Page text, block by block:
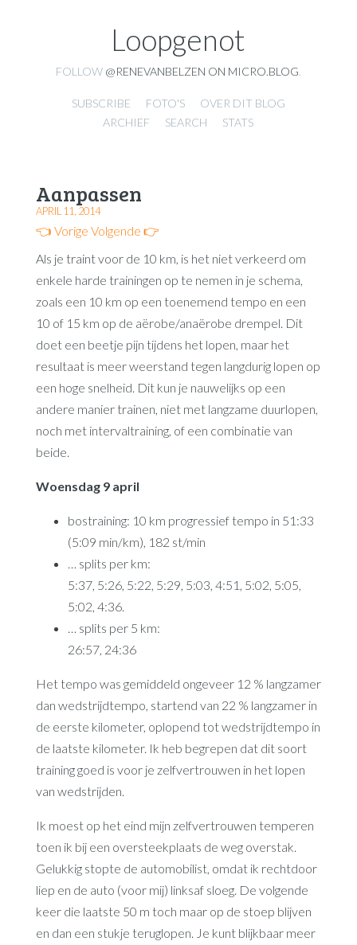
Loopgenot
FOLLOW @RENEVANBELZEN ON MICRO.BLOG
SUBSCRIBE FOTO'S
OVER DIT BLOG
ARCHIEF
SEARCH STATS
Aanpassen
APRIL 11, 2014
👈 Vorige Volgende 👉
Als je traint voor de 10 km, is het niet verkeerd om
enkele harde trainingen op te nemen in je schema,
zoals een 10 km op een toenemend tempo en een
10 of 15 km op de aërobe/anaërobe drempel. Dit
doet een beetje pijn tijdens het lopen, maar het
resultaat is meer weerstand tegen langdurig lopen op
een hoge snelheid. Dit kun je nauwelijks op een
andere manier trainen, niet met langzame duurlopen,
noch met intervaltraining, of een combinatie van
beide.
Woensdag 9 april
bostraining: 10 km progressief tempo in 51:33
(5:09 min/km), 182 st/min
… splits per km:
5:37, 5:26, 5:22, 5:29, 5:03, 4:51, 5:02, 5:05,
5:02, 4:36.
… splits per 5 km:
26:57, 24:36
Het tempo was gemiddeld ongeveer 12 % langzamer
dan wedstrijdtempo, startend van 22 % langzamer in
de eerste kilometer, oplopend tot wedstrijdtempo in
de laatste kilometer. Ik heb begrepen dat dit soort
training goed is voor je zelfvertrouwen in het lopen
van wedstrijden.
Ik moest op het eind mijn zelfvertrouwen temperen
toen ik bij een oversteekplaats de weg overstak.
Gelukkig stopte de automobilist, omdat ik rechtdoor
liep en de auto (voor mij) linksaf sloeg. De volgende
keer die laatste 50 m toch maar op de stoep blijven
en dan een stukje teruglopen. Je kunt blijkbaar meer